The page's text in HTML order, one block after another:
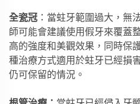
全瓷冠 ：當蛀牙範圍過大，無
師可能會建議使用假牙來覆蓋
高的強度和美觀效果，同時保
種治療方式適用於蛀牙已經損
仍可保留的情況。